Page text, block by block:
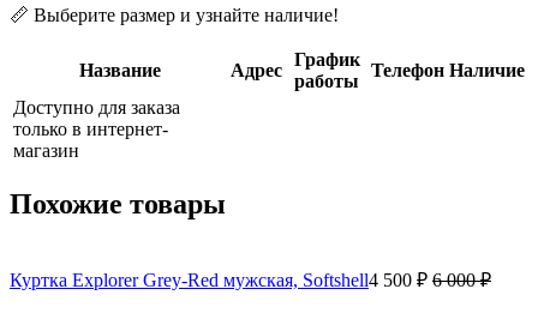
📏 Выберите размер и узнайте наличие!
Название Адрес
График
работы
Телефон Наличие
Доступно для заказа
только в интернет-
магазин
Похожие товары
Куртка Explorer Grey-Red мужская, Softshell4 500 ₽ 6 000 ₽